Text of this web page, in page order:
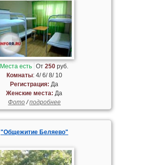
Места есть От250 руб.
Комнаты: 4/ 6/ 8/ 10
Регистрация: Да
Женские места: Да
Фото/подробнее
"Общежитие Беляево"